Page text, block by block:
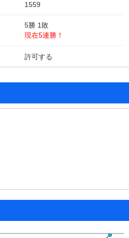
1559
5勝 1敗
現在5連勝！
許可する